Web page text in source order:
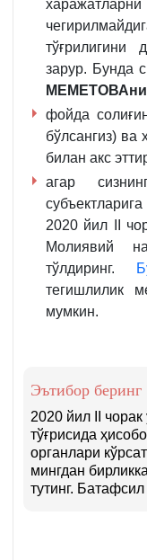
тўғрилигини
зарур. Бунда
фойда
бўлсангиз) ва
билан акс
агар
2020 йил II
Молиявий
тўлдиринг.
тегишлилик
мумкин.
Эътибор беринг
2020 йил II
тўғрисида
органлари
мингдан
тутинг. Батафсил